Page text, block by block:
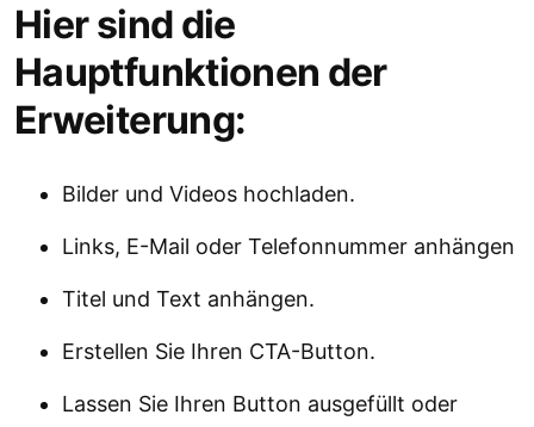
Hier sind die
Hauptfunktionen der
Erweiterung:
Bilder und Videos hochladen.
Links, E-Mail oder Telefonnummer anhängen
Titel und Text anhängen.
Erstellen Sie Ihren CTA-Button.
Lassen Sie Ihren Button ausgefüllt oder